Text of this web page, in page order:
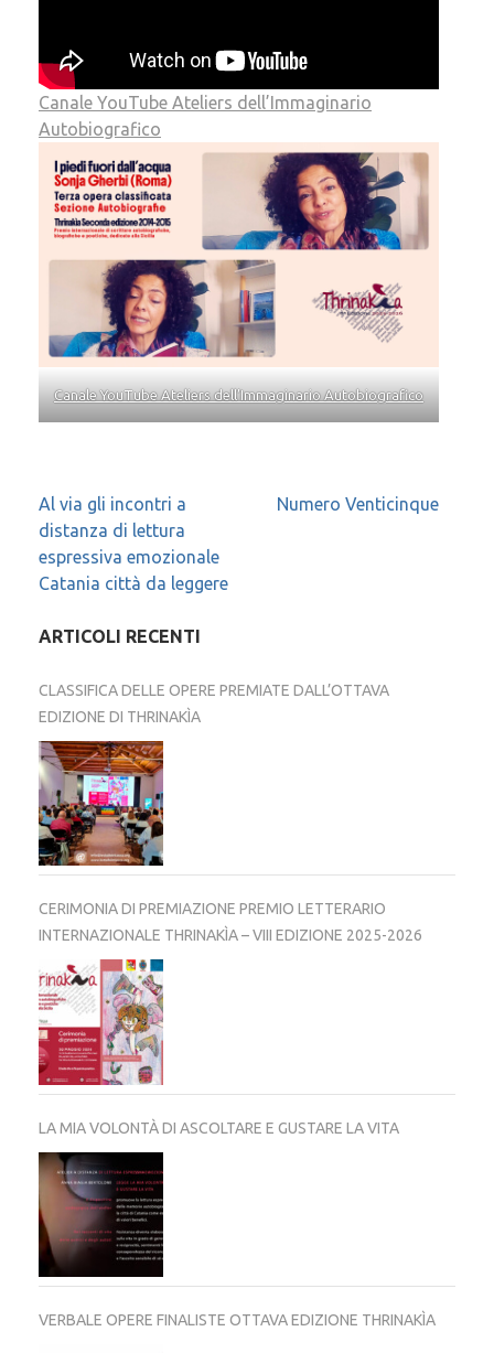
Canale YouTube Ateliers dell’Immaginario
Autobiografico
Canale YouTube Ateliers dell’Immaginario Autobiografico
Navigazione
articoli
Al via gli incontri a
distanza di lettura
espressiva emozionale
Catania città da leggere
Numero Venticinque
ARTICOLI RECENTI
CLASSIFICA DELLE OPERE PREMIATE DALL’OTTAVA
EDIZIONE DI THRINAKÌA
CERIMONIA DI PREMIAZIONE PREMIO LETTERARIO
INTERNAZIONALE THRINAKÌA – VIII EDIZIONE 2025-2026
LA MIA VOLONTÀ DI ASCOLTARE E GUSTARE LA VITA
VERBALE OPERE FINALISTE OTTAVA EDIZIONE THRINAKÌA